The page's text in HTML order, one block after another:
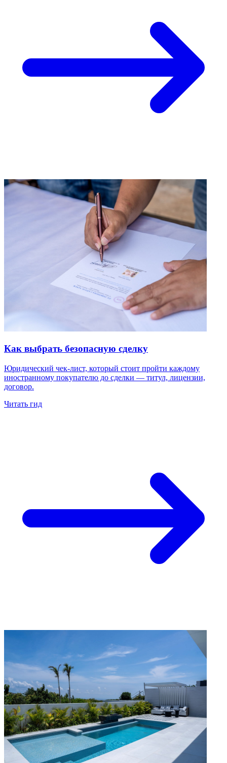
Как выбрать безопасную сделку
Юридический чек-лист, который стоит пройти каждому
иностранному покупателю до сделки — титул, лицензии,
договор.
Читать гид